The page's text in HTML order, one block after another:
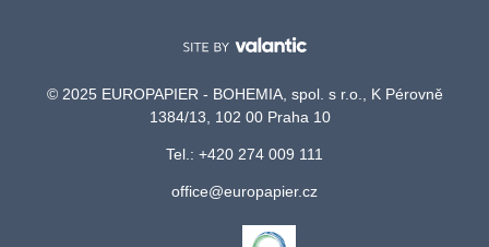
© 2025 EUROPAPIER - BOHEMIA, spol. s r.o., K Pérovně
1384/13, 102 00 Praha 10
Tel.: +420 274 009 111
office@europapier.cz